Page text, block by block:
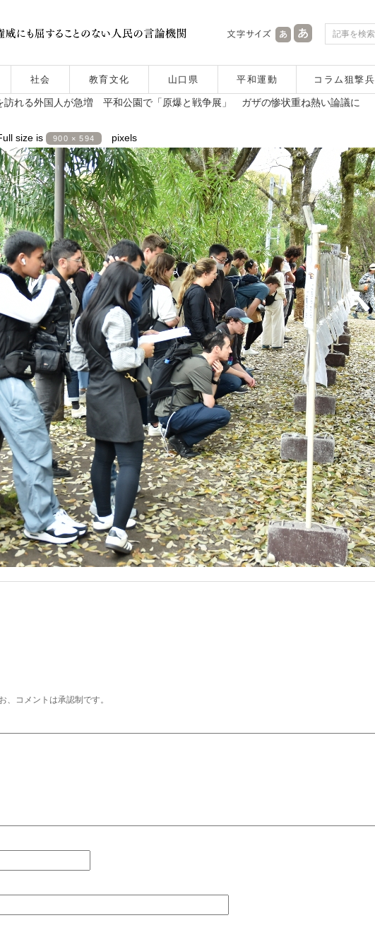
社会 教育文化 山口県 平和運動 コラム狙撃兵
れる外国人が急増 平和公園で「原爆と戦争展」 ガザの惨状重ね熱い論議に
size is 900 × 594 pixels
、コメントは承認制です。